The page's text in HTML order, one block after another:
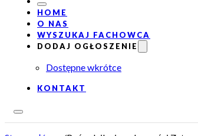
HOME
O NAS
WYSZUKAJ FACHOWCA
DODAJ OGŁOSZENIE
Dostępne wkrótce
KONTAKT